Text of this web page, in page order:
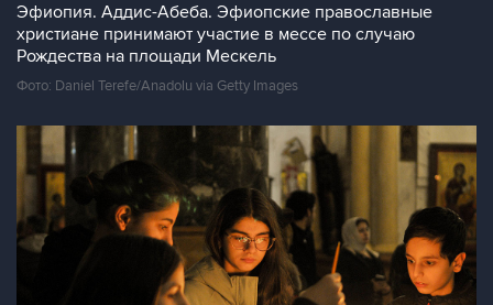
Эфиопия. Аддис-Абеба. Эфиопские православные
христиане принимают участие в мессе по случаю
Рождества на площади Мескель
Фото: Daniel Terefe/Anadolu via Getty Images